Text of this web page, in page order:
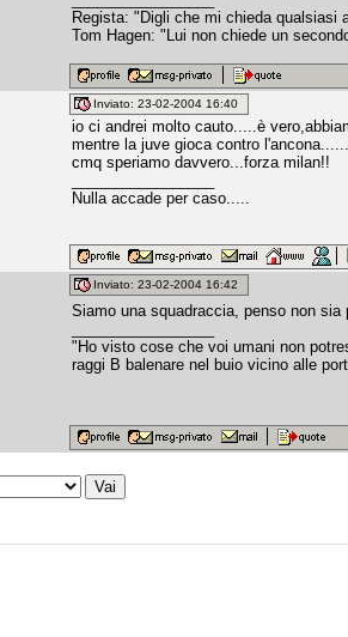
Regista: "Digli che mi chieda qualsiasi
Tom Hagen: "Lui non chiede un
Inviato: 23-02-2004 16:40
io ci andrei molto cauto.....è
mentre la juve gioca contro
cmq speriamo davvero...forza milan!!
Nulla accade per caso.....
Inviato: 23-02-2004 16:42
Siamo una squadraccia, penso non
"Ho visto cose che voi umani non
raggi B balenare nel buio vicino alle